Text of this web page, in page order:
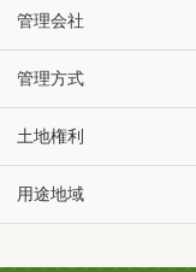
管理会社
管理方式
土地権利
用途地域